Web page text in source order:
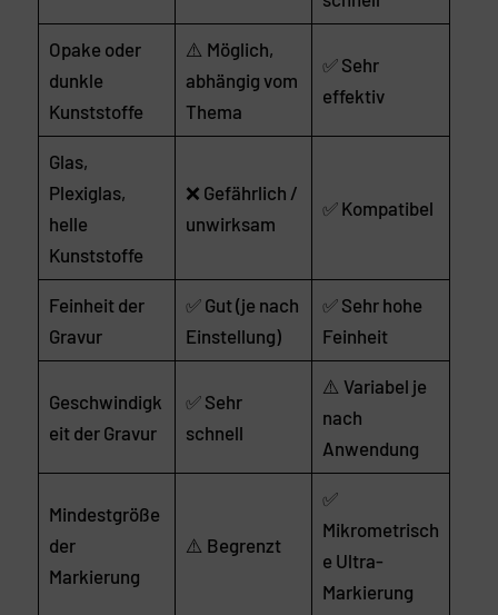
Opake oder
dunkle
Kunststoffe
⚠️ Möglich,
abhängig vom
Thema
✅ Sehr
effektiv
Glas,
Plexiglas,
helle
Kunststoffe
❌ Gefährlich /
unwirksam
✅ Kompatibel
Feinheit der
Gravur
✅ Gut (je nach
Einstellung)
✅ Sehr hohe
Feinheit
Geschwindigk
eit der Gravur
✅ Sehr
schnell
⚠️ Variabel je
nach
Anwendung
Mindestgröße
der
Markierung
⚠️ Begrenzt
✅
Mikrometrisch
e Ultra-
Markierung